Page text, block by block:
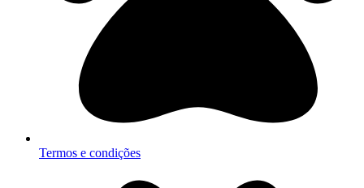
Termos e condições